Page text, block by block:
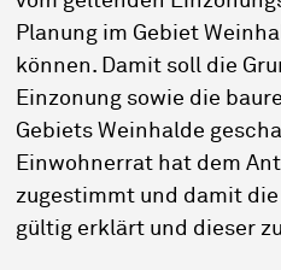
Planung im Gebiet
können. Damit soll die
Einzonung sowie die
Gebiets Weinhalde
Einwohnerrat hat dem
zugestimmt und damit
gültig erklärt und dieser